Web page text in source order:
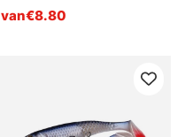
van€8.80